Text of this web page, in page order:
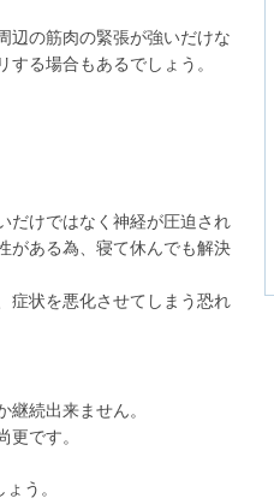
辺の筋肉の緊張が強いだけな
る場合もあるでしょう。
だけではなく神経が圧迫され
がある為、寝て休んでも解決
症状を悪化させてしまう恐れ
続出来ません。
更です。
う。